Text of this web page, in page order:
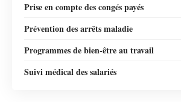
Prise en compte des congés payés
Prévention des arrêts maladie
Programmes de bien-être au travail
Suivi médical des salariés